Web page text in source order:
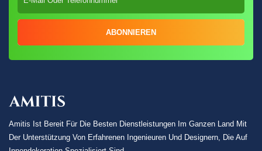
ABONNIEREN
Amitis Ist Bereit Für Die Besten Dienstleistungen Im Ganzen Land Mit
Der Unterstützung Von Erfahrenen Ingenieuren Und Designern, Die Auf